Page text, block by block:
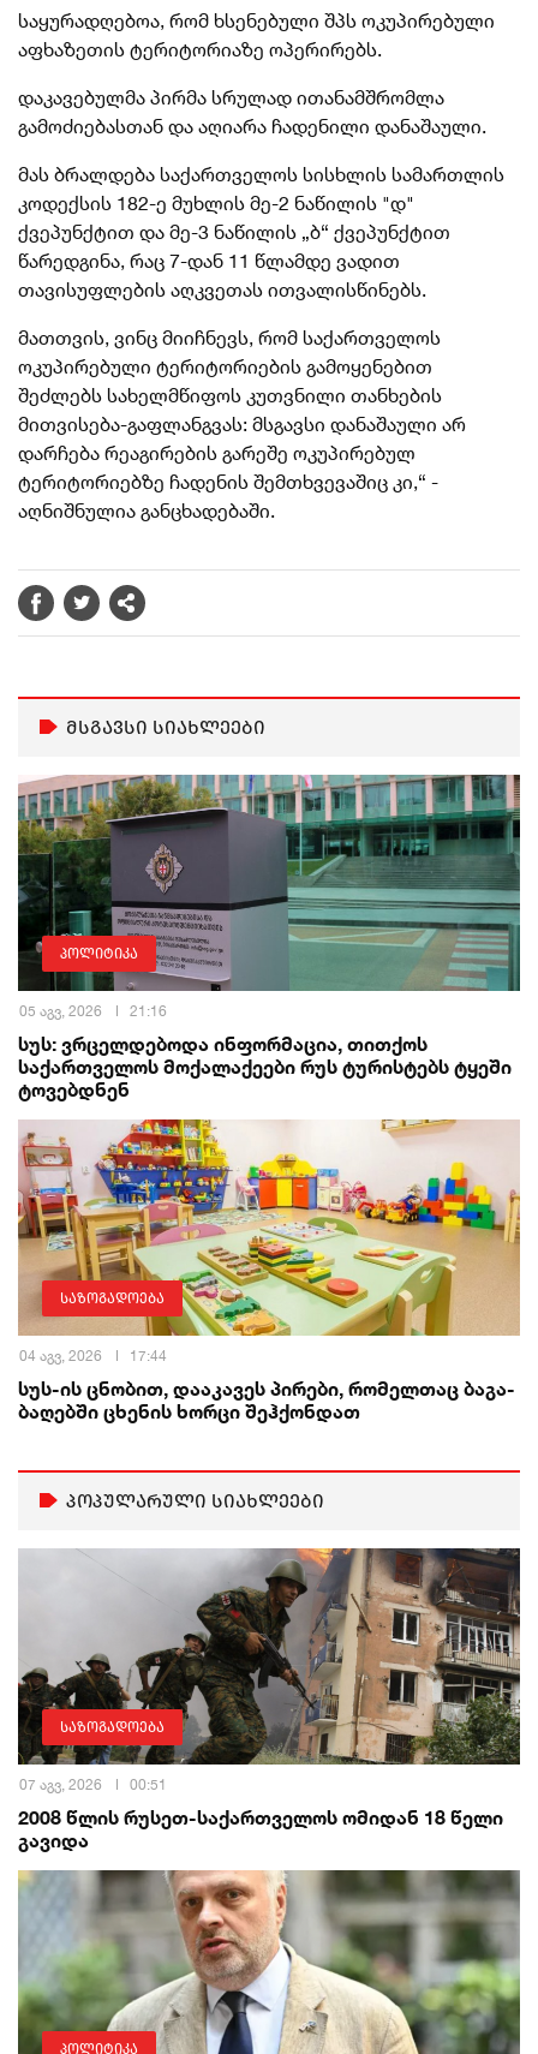
საყურადღებოა, რომ ხსენებული შპს ოკუპირებული
აფხაზეთის ტერიტორიაზე ოპერირებს.
დაკავებულმა პირმა სრულად ითანამშრომლა
გამოძიებასთან და აღიარა ჩადენილი დანაშაული.
მას ბრალდება საქართველოს სისხლის სამართლის
კოდექსის 182-ე მუხლის მე-2 ნაწილის "დ"
ქვეპუნქტით და მე-3 ნაწილის „ბ“ ქვეპუნქტით
წარედგინა, რაც 7-დან 11 წლამდე ვადით
თავისუფლების აღკვეთას ითვალისწინებს.
მათთვის, ვინც მიიჩნევს, რომ საქართველოს
ოკუპირებული ტერიტორიების გამოყენებით
შეძლებს სახელმწიფოს კუთვნილი თანხების
მითვისება-გაფლანგვას: მსგავსი დანაშაული არ
დარჩება რეაგირების გარეშე ოკუპირებულ
ტერიტორიებზე ჩადენის შემთხვევაშიც კი,“ -
აღნიშნულია განცხადებაში.
მსგავსი სიახლეები
პოლიტიკა
05 აგვ, 2026 21:16
სუს: ვრცელდებოდა ინფორმაცია, თითქოს
საქართველოს მოქალაქეები რუს ტურისტებს ტყეში
ტოვებდნენ
საზოგადოება
04 აგვ, 2026 17:44
სუს-ის ცნობით, დააკავეს პირები, რომელთაც ბაგა-
ბაღებში ცხენის ხორცი შეჰქონდათ
პოპულარული სიახლეები
საზოგადოება
07 აგვ, 2026 00:51
2008 წლის რუსეთ-საქართველოს ომიდან 18 წელი
გავიდა
პოლიტიკა